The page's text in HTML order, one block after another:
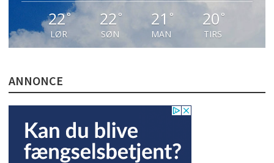
22°
LØR
22 °
SØN
21 °
MAN
20 °
TIRS
ANNONCE